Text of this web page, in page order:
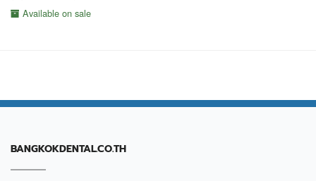
Available on sale
BANGKOKDENTAL.CO.TH